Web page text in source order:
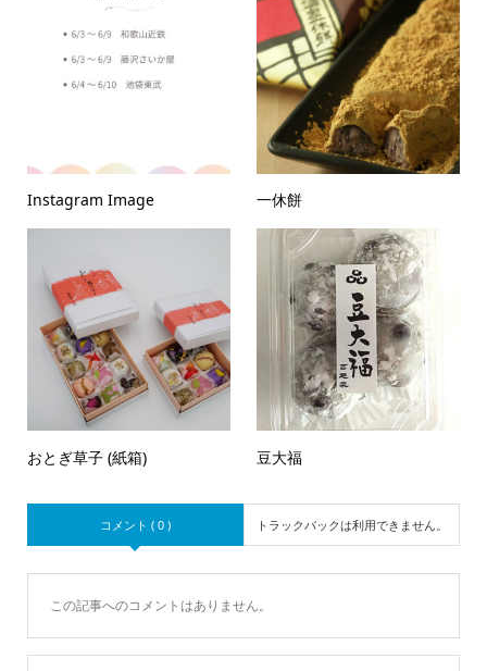
Instagram Image 一休餅
おとぎ草子 (紙箱) 豆大福
コメント ( 0 ) トラックバックは利用できません。
この記事へのコメントはありません。